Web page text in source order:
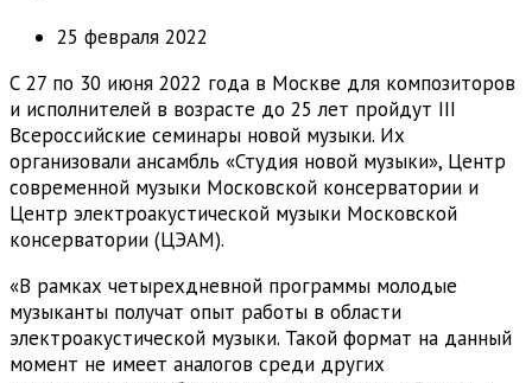
25 февраля 2022
С 27 по 30 июня 2022 года в Москве для композиторов
и исполнителей в возрасте до 25 лет пройдут III
Всероссийские семинары новой музыки. Их
организовали ансамбль «Студия новой музыки», Центр
современной музыки Московской консерватории и
Центр электроакустической музыки Московской
консерватории (ЦЭАМ).
«В рамках четырехдневной программы молодые
музыканты получат опыт работы в области
электроакустической музыки. Такой формат на данный
момент не имеет аналогов среди других